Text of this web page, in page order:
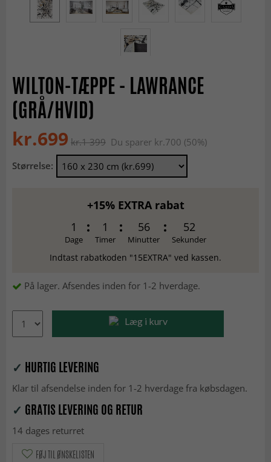
WILTON-TÆPPE - LAWRANCE
(GRÅ/HVID)
kr.699 kr.1 399 Du sparer kr.700 (50%)
Størrelse:
+15% EXTRA rabat
1
Dage
1
Timer
56
Minutter
51
Sekunder
Indtast rabatkoden "15EXTRA" ved kassen.
På lager. Afsendes inden for 1-2 hverdage.
Læg i kurv
✓ HURTIG LEVERING
Klar til afsendelse inden for 1-2 hverdage fra købsdagen.
✓ GRATIS LEVERING OG RETUR
14 dages returret
FØJ TIL ØNSKELISTEN